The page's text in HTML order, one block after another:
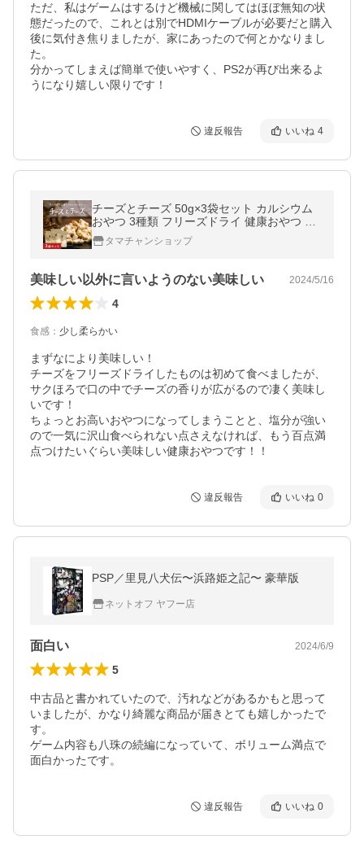
ただ、私はゲームはするけど機械に関してはほぼ無知の状
態だったので、これとは別でHDMIケーブルが必要だと購入
後に気付き焦りましたが、家にあったので何とかなりまし
た。
分かってしまえば簡単で使いやすく、PS2が再び出来るよ
うになり嬉しい限りです！
違反報告 いいね 4
チーズとチーズ 50g×3袋セット カルシウム
おやつ 3種類 フリーズドライ 健康おやつ ス
モーク モッツァレラ ブルー チーズ お菓子
お取り寄せ 送料無料
タマチャンショップ
美味しい以外に言いようのない美味しい 2024/5/16
4
食感 ： 少し柔らかい
まずなにより美味しい！
チーズをフリーズドライしたものは初めて食べましたが、
サクほろで口の中でチーズの香りが広がるので凄く美味し
いです！
ちょっとお高いおやつになってしまうことと、塩分が強い
ので一気に沢山食べられない点さえなければ、もう百点満
点つけたいぐらい美味しい健康おやつです！！
違反報告 いいね 0
PSP／里見八犬伝〜浜路姫之記〜 豪華版
ネットオフ ヤフー店
面白い 2024/6/9
5
中古品と書かれていたので、汚れなどがあるかもと思って
いましたが、かなり綺麗な商品が届きとても嬉しかったで
す。
ゲーム内容も八珠の続編になっていて、ボリューム満点で
面白かったです。
違反報告 いいね 0